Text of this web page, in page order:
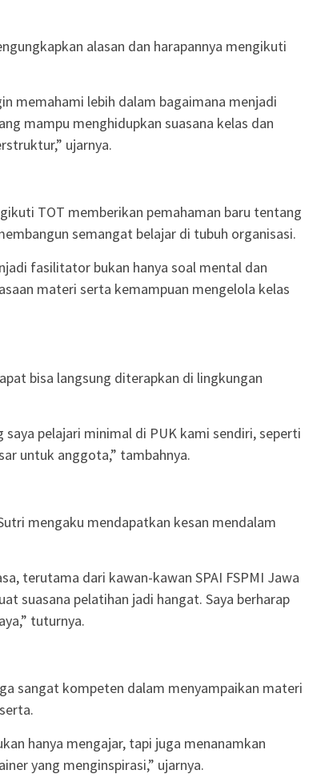
alasan dan harapannya mengikuti
memahami lebih dalam bagaimana menjadi
mampu menghidupkan suasana kelas dan
ujarnya.
TOT memberikan pemahaman baru tentang
semangat belajar di tubuh organisasi.
fasilitator bukan hanya soal mental dan
materi serta kemampuan mengelola kelas
bisa langsung diterapkan di lingkungan
saya pelajari minimal di PUK kami sendiri, seperti
untuk anggota,” tambahnya.
mengaku mendapatkan kesan mendalam
terutama dari kawan-kawan SPAI FSPMI Jawa
suasana pelatihan jadi hangat. Saya berharap
tuturnya.
sangat kompeten dalam menyampaikan materi
hanya mengajar, tapi juga menanamkan
yang menginspirasi,” ujarnya.